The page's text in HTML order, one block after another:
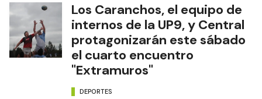
Los Caranchos, el equipo de
internos de la UP9, y Central
protagonizarán este sábado
el cuarto encuentro
"Extramuros"
DEPORTES